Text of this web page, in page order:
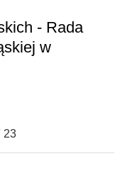
- Rada
w
23